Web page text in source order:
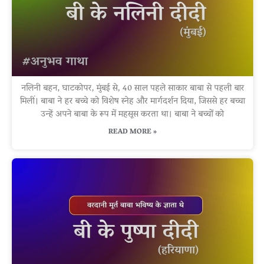
नलिनी बहन, घाटकोपर, मुंबई से, 40 साल पहले साकार बाबा से पहली बार
मिलीं। बाबा ने हर बच्चे को विशेष स्नेह और मार्गदर्शन दिया, जिससे हर बच्चा
उन्हें अपने बाबा के रूप में महसूस करता था। बाबा ने बच्चों को
READ MORE »